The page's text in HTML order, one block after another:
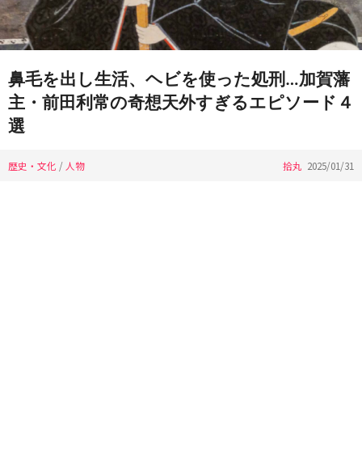
鼻毛を出し生活、ヘビを使った処刑…加賀藩
主・前田利常の奇想天外すぎるエピソード４
選
歴史・文化 / 人物 拾丸 2025/01/31